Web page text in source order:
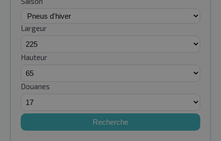
Largeur
Hauteur
Douanes
Recherche